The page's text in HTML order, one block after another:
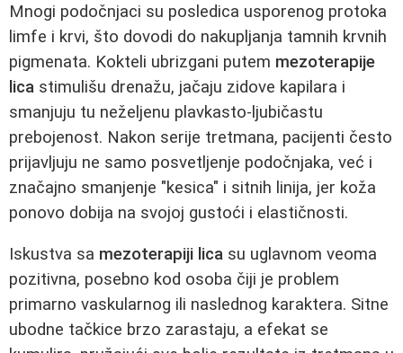
Mnogi podočnjaci su posledica usporenog protoka
limfe i krvi, što dovodi do nakupljanja tamnih krvnih
pigmenata. Kokteli ubrizgani putem mezoterapije
lica stimulišu drenažu, jačaju zidove kapilara i
smanjuju tu neželjenu plavkasto-ljubičastu
prebojenost. Nakon serije tretmana, pacijenti često
prijavljuju ne samo posvetljenje podočnjaka, već i
značajno smanjenje "kesica" i sitnih linija, jer koža
ponovo dobija na svojoj gustoći i elastičnosti.
Iskustva sa mezoterapiji lica su uglavnom veoma
pozitivna, posebno kod osoba čiji je problem
primarno vaskularnog ili naslednog karaktera. Sitne
ubodne tačkice brzo zarastaju, a efekat se